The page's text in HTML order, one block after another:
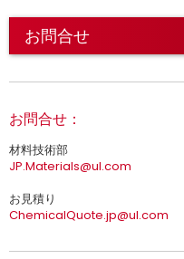
お問合せ
お問合せ：
材料技術部
JP.Materials@ul.com
お見積り
ChemicalQuote.jp@ul.com